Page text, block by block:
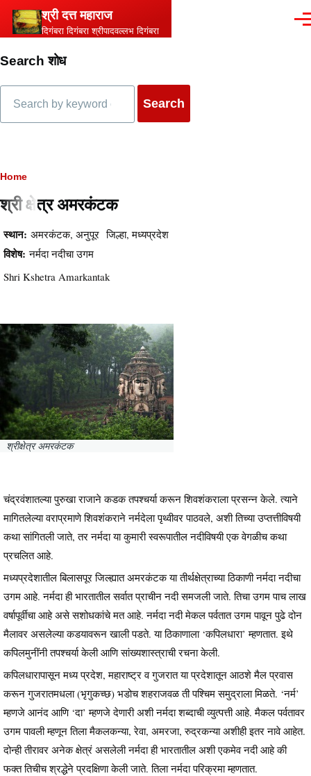
Skip to main content
श्री दत्त महाराज
दिगंबरा दिगंबरा श्रीपादवल्लभ दिगंबरा
Search शोध
Breadcrumb
Home
श्री क्षेत्र अमरकंटक
स्थान: अमरकंटक, अनुपूर जिल्हा, मध्यप्रदेश
विशेष: नर्मदा नदीचा उगम
Shri Kshetra Amarkantak
श्रीक्षेत्र अमरकंटक
चंद्रवंशातल्या पुरुखा राजाने कडक तपश्चर्या करून शिवशंकराला प्रसन्न केले. त्याने
मागितलेल्या वराप्रमाणे शिवशंकराने नर्मदेला पृथ्वीवर पाठवले, अशी तिच्या उप्तत्तीविषयी
कथा सांगितली जाते, तर नर्मदा या कुमारी स्वरूपातील नदीविषयी एक वेगळीच कथा
प्रचलित आहे.
मध्यप्रदेशातील बिलासपूर जिल्ह्यात अमरकंटक या तीर्थक्षेत्राच्या ठिकाणी नर्मदा नदीचा
उगम आहे. नर्मदा ही भारतातील सर्वात प्राचीन नदी समजली जाते. तिचा उगम पाच लाख
वर्षापूर्वीचा आहे असे सशोधकांचे मत आहे. नर्मदा नदी मेकल पर्वतात उगम पावून पुढे दोन
मैलावर असलेल्या कडयावरून खाली पडते. या ठिकाणाला ‘कपिलधारा’ म्हणतात. इथे
कपिलमुनींनी तपश्चर्या केली आणि सांख्यशास्त्राची रचना केली.
कपिलधारापासून मध्य प्रदेश, महाराष्ट्र व गुजरात या प्रदेशातून आठशे मैल प्रवास
करून गुजरातमधला (भृगुकच्छ) भडोच शहराजवळ ती पश्चिम समुद्राला मिळते. ‘नर्म’
म्हणजे आनंद आणि ‘दा’ म्हणजे देणारी अशी नर्मदा शब्दाची व्युत्पत्ती आहे. मैकल पर्वतावर
उगम पावली म्हणून तिला मैकलकन्या, रेवा, अमरजा, रुद्रकन्या अशीही इतर नावे आहेत.
दोन्ही तीरावर अनेक क्षेत्रं असलेली नर्मदा ही भारतातील अशी एकमेव नदी आहे की
फक्त तिचीच श्रद्धेने प्रदक्षिणा केली जाते. तिला नर्मदा परिक्रमा म्हणतात.